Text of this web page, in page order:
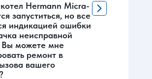
Hermann Micra-
запуститься, но все
индикацией ошибки
неисправной
Вы можете мне
ремонт в
вашего